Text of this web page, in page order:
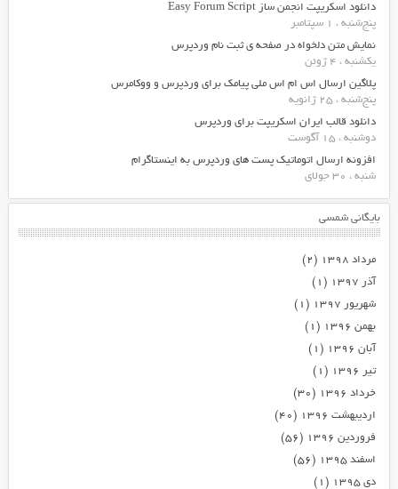
دانلود اسکریپت انجمن ساز Easy Forum Script
پنج‌شنبه ، 1 سپتامبر
نمایش متن دلخواه در صفحه ی ثبت نام وردپرس
یکشنبه ، 4 ژوئن
پلاگین ارسال اس ام اس ملی پیامک برای وردپرس و ووکامرس
پنج‌شنبه ، 25 ژانویه
دانلود قالب ایران اسکریپت برای وردپرس
دوشنبه ، 15 آگوست
افزونه ارسال اتوماتیک پست های وردپرس به اینستاگرام
شنبه ، 30 جولای
بایگانی شمسی
مرداد ۱۳۹۸
(۲)
آذر ۱۳۹۷
(۱)
شهریور ۱۳۹۷
(۱)
بهمن ۱۳۹۶
(۱)
آبان ۱۳۹۶
(۱)
تیر ۱۳۹۶
(۱)
خرداد ۱۳۹۶
(۳۰)
اردیبهشت ۱۳۹۶
(۴۰)
فروردین ۱۳۹۶
(۵۶)
اسفند ۱۳۹۵
(۵۶)
دی ۱۳۹۵
(۱)